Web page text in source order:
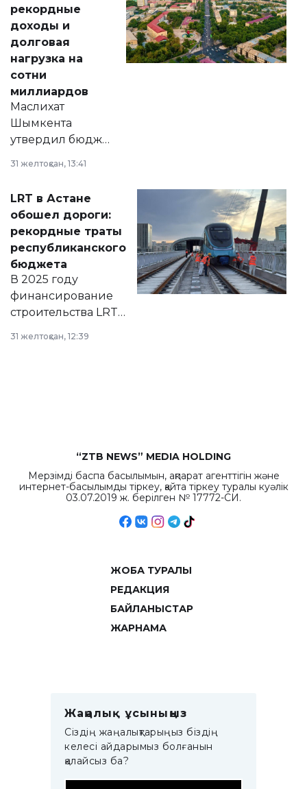
рекордные
доходы и
долговая
нагрузка на
сотни
миллиардов
Маслихат
Шымкента
утвердил бюджет
2028 годы.
документ
появился в базе
нормативных
правовых актов и
на сайте маслихат
города.
31 желтоқсан, 13:41
LRT в Астане
обошел дороги:
рекордные траты
республиканского
бюджета
В 2025 году
финансирование
строительства LRT
республиканского
31 желтоқсан, 12:39
“ZTB NEWS” MEDIA HOLDING
Мерзімді баспа басылымын, ақпарат агенттігін және
интернет-басылымды тіркеу, қайта тіркеу туралы куәлік
03.07.2019 ж. берілген № 17772-СИ.
ЖОБА ТУРАЛЫ
РЕДАКЦИЯ
БАЙЛАНЫСТАР
ЖАРНАМА
Жаңалық ұсыныңыз
Сіздің жаңалықтарыңыз біздің
келесі айдарымыз болғанын
қалайсыз ба?